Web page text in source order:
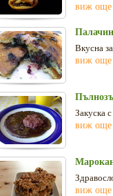
виж още
Вкусна
виж още
Закуска
виж още
виж още